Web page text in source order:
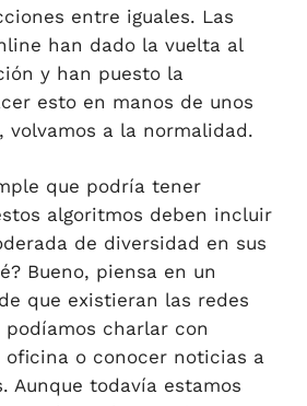
entre iguales. Las
han dado la vuelta al
y han puesto la
esto en manos de unos
volvamos a la normalidad.
que podría tener
algoritmos deben incluir
de diversidad en sus
Bueno, piensa en un
que existieran las redes
podíamos charlar con
oficina o conocer noticias a
Aunque todavía estamos